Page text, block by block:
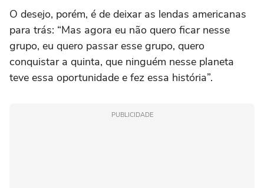
O desejo, porém, é de deixar as lendas americanas
para trás: “Mas agora eu não quero ficar nesse
grupo, eu quero passar esse grupo, quero
conquistar a quinta, que ninguém nesse planeta
teve essa oportunidade e fez essa história”.
PUBLICIDADE